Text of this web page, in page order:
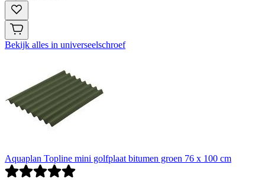
Bekijk alles in universeelschroef
Aquaplan Topline mini golfplaat bitumen groen 76 x 100 cm